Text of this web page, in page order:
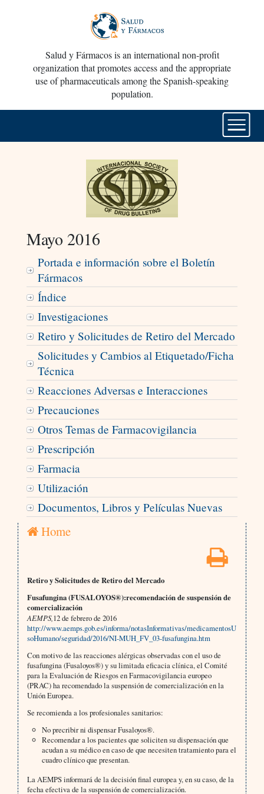
Salud y Fármacos is an international non-profit
organization that promotes access and the appropriate
use of pharmaceuticals among the Spanish-speaking
population.
Mayo 2016
Portada e información sobre el Boletín
Fármacos
Índice
Investigaciones
Retiro y Solicitudes de Retiro del Mercado
Solicitudes y Cambios al Etiquetado/Ficha
Técnica
Reacciones Adversas e Interacciones
Precauciones
Otros Temas de Farmacovigilancia
Prescripción
Farmacia
Utilización
Documentos, Libros y Películas Nuevas
Home
Retiro y Solicitudes de Retiro del Mercado
Fusafungina (FUSALOYOS®):recomendación de suspensión de
comercialización
AEMPS,12 de febrero de 2016
http://www.aemps.gob.es/informa/notasInformativas/medicamentosU
soHumano/seguridad/2016/NI-MUH_FV_03-fusafungina.htm
Con motivo de las reacciones alérgicas observadas con el uso de
fusafungina (Fusaloyos®) y su limitada eficacia clínica, el Comité
para la Evaluación de Riesgos en Farmacovigilancia europeo
(PRAC) ha recomendado la suspensión de comercialización en la
Unión Europea.
Se recomienda a los profesionales sanitarios:
No precribir ni dispensar Fusaloyos®.
Recomendar a los pacientes que soliciten su dispensación que
acudan a su médico en caso de que necesiten tratamiento para el
cuadro clínico que presentan.
La AEMPS informará de la decisión final europea y, en su caso, de la
fecha efectiva de la suspensión de comercialización.